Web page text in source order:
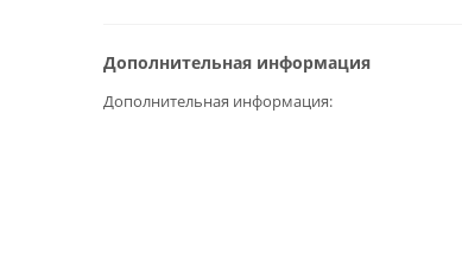
Дополнительная информация
Дополнительная информация